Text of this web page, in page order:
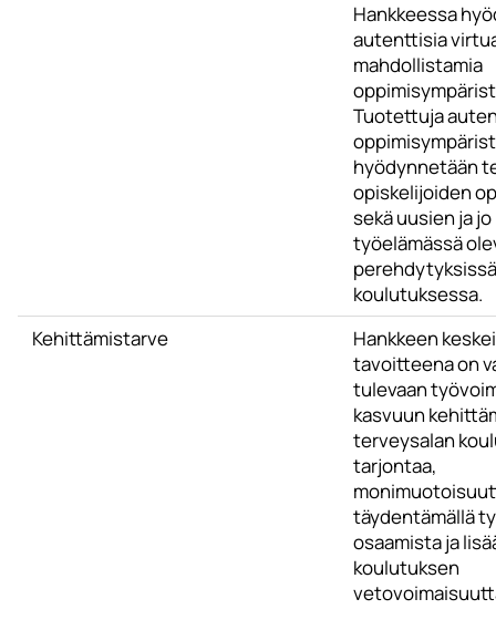
Hankkeessa
autenttisia
mahdollistamia
Tuotettuja
hyödynnetään
opiskelijoiden
sekä uusien ja jo
työelämässä
koulutuksessa.
Kehittämistarve
Hankkeen
tavoitteena on
tulevaan
kasvuun
terveysalan
tarjontaa,
täydentämällä
osaamista ja
koulutuksen